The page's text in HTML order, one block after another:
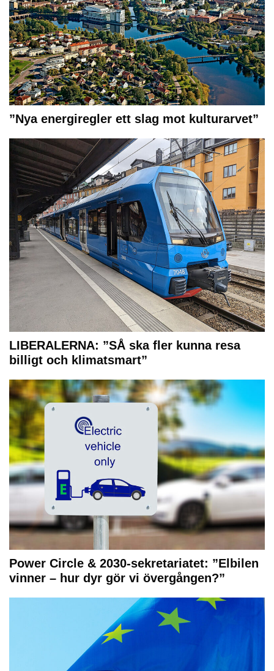
”Nya energiregler ett slag mot kulturarvet”
LIBERALERNA: ”SÅ ska fler kunna resa
billigt och klimatsmart”
Power Circle & 2030-sekretariatet: ”Elbilen
vinner – hur dyr gör vi övergången?”